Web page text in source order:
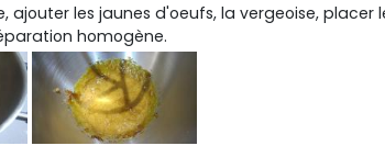
ajouter les jaunes d'oeufs, la vergeoise, placer
homogène.